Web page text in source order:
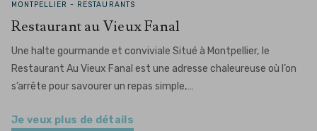
MONTPELLIER - RESTAURANTS
Restaurant au Vieux Fanal
Une halte gourmande et conviviale Situé à Montpellier, le
Restaurant Au Vieux Fanal est une adresse chaleureuse où l’on
s’arrête pour savourer un repas simple,…
Je veux plus de détails